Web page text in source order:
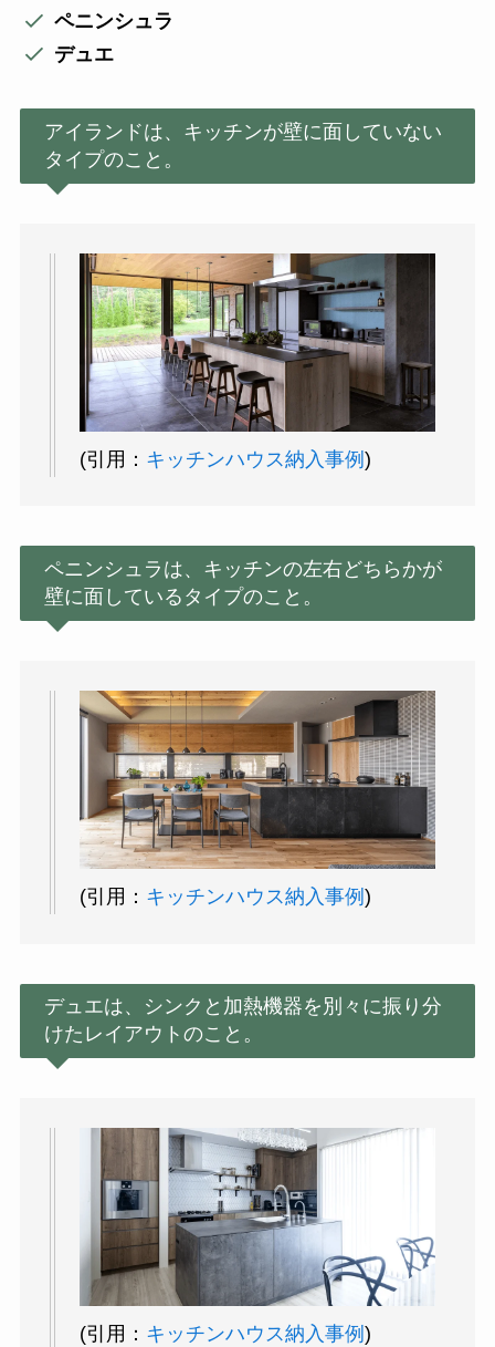
ペニンシュラ
デュエ
アイランドは、キッチンが壁に面していない
タイプのこと。
(引用： キッチンハウス納入事例 )
ペニンシュラは、キッチンの左右どちらかが
壁に面しているタイプのこと。
(引用： キッチンハウス納入事例 )
デュエは、シンクと加熱機器を別々に振り分
けたレイアウトのこと。
(引用： キッチンハウス納入事例 )